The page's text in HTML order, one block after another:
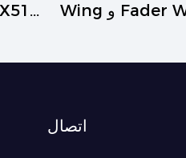
Wing و Fader Wing الجانبية
اتصال